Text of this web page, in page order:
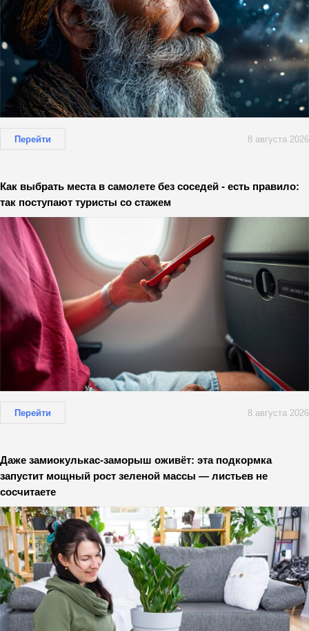
Перейти 8 августа 2026
Как выбрать места в самолете без соседей - есть правило:
так поступают туристы со стажем
Перейти 8 августа 2026
Даже замиокулькас-заморыш оживёт: эта подкормка
запустит мощный рост зеленой массы — листьев не
сосчитаете